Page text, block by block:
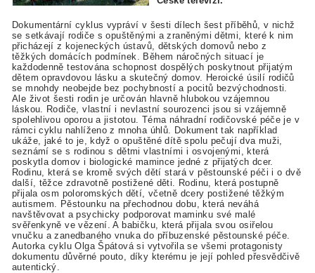
Dokumentární cyklus vypráví v šesti dílech šest příběhů, v nichž
se setkávají rodiče s opuštěnými a zraněnými dětmi, které k nim
přicházejí z kojeneckých ústavů, dětských domovů nebo z
těžkých domácích podmínek. Během náročných situací je
každodenně testována schopnost dospělých poskytnout přijatým
dětem opravdovou lásku a skutečný domov. Heroické úsilí rodičů
se mnohdy neobejde bez pochybností a pocitů bezvýchodnosti.
Ale život šesti rodin je určován hlavně hlubokou vzájemnou
láskou. Rodiče, vlastní i nevlastní sourozenci jsou si vzájemně
spolehlivou oporou a jistotou. Téma náhradní rodičovské péče je v
rámci cyklu nahlíženo z mnoha úhlů. Dokument tak například
ukáže, jaké to je, když o opuštěné dítě spolu pečují dva muži,
seznámí se s rodinou s dětmi vlastními i osvojenými, která
poskytla domov i biologické mamince jedné z přijatých dcer.
Rodinu, která se kromě svých dětí stará v pěstounské péči i o dvě
další, těžce zdravotně postižené děti. Rodinu, která postupně
přijala osm poloromských dětí, včetně dcery postižené těžkým
autismem. Pěstounku na přechodnou dobu, která neváhá
navštěvovat a psychicky podporovat maminku své malé
svěřenkyně ve vězení. A babičku, která přijala svou osiřelou
vnučku a zanedbaného vnuka do příbuzenské pěstounské péče.
Autorka cyklu Olga Špátová si vytvořila se všemi protagonisty
dokumentu důvěrné pouto, díky kterému je její pohled přesvědčivě
autentický.